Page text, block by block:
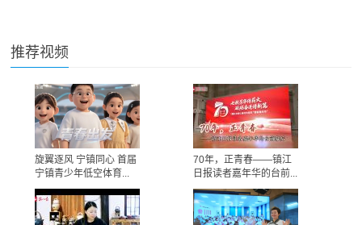
推荐视频
旋翼逐风 宁镇同心 首届
宁镇青少年低空体育...
70年，正青春——镇江
日报读者嘉年华的台前...